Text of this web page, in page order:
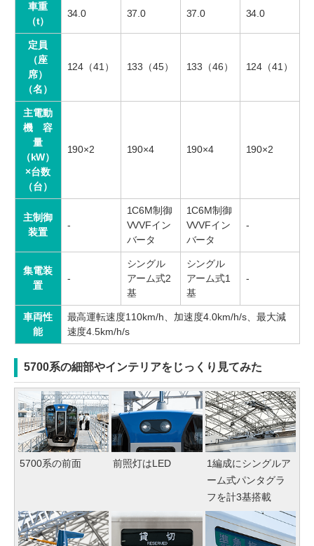
車重
（t）
34.0 37.0 37.0 34.0
定員
（座
席）
（名）
124（41） 133（45） 133（46） 124（41）
主電動
機 容
量
（kW）
×台数
（台）
190×2 190×4 190×4 190×2
主制御
装置
-
1C6M制御
VVVFイン
バータ
1C6M制御
VVVFイン
バータ
-
集電装
置
-
シングル
アーム式2
基
シングル
アーム式1
基
-
車両性
能
最高運転速度110km/h、加速度4.0km/h/s、最大減
速度4.5km/h/s
5700系の細部やインテリアをじっくり見てみた
5700系の前面 前照灯はLED
1編成にシングルア
ーム式パンタグラ
フを計3基搭載